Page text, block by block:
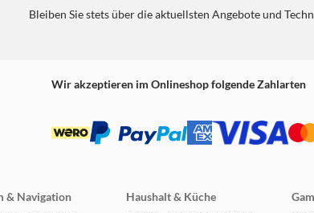
Bleiben Sie stets über die aktuellsten Angebote und
Wir akzeptieren im Onlineshop folgende Zahlarten
& Navigation
Haushalt & Küche